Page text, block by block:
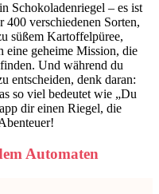
Schokoladenriegel – es ist
400 verschiedenen Sorten,
süßem Kartoffelpüree,
eine geheime Mission, die
Und während du
entscheiden, denk daran:
so viel bedeutet wie „Du
dir einen Riegel, die
Automaten